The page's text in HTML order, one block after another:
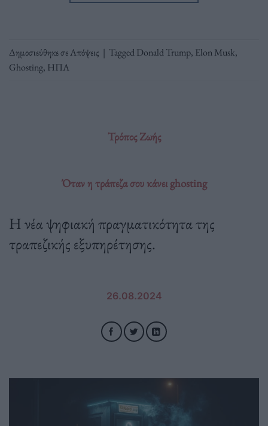
Δημοσιεύθηκε σεΑπόψεις | TaggedDonald Trump, Elon Musk,
Ghosting, ΗΠΑ
Τρόπος Ζωής
Όταν η τράπεζα σου κάνει ghosting
Η νέα ψηφιακή πραγματικότητα της
τραπεζικής εξυπηρέτησης.
26.08.2024